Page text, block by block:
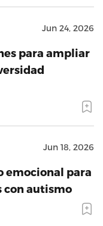
Jun 24, 2026
para ampliar
Jun 18, 2026
emocional para
con autismo